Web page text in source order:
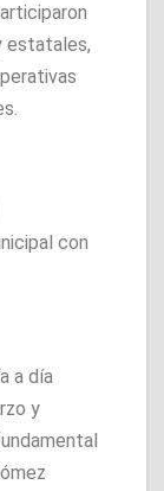
estatales,
con
a día
y